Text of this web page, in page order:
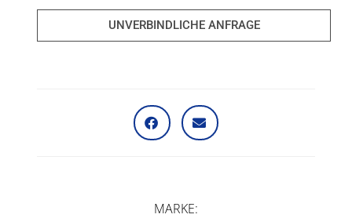
UNVERBINDLICHE ANFRAGE
MARKE